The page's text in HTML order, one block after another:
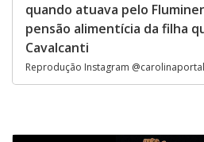
quando atuava pelo
pensão alimentícia da filha
Cavalcanti
Reprodução Instagram